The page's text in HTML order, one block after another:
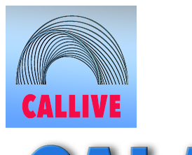
contenuto